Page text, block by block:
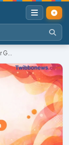
G...